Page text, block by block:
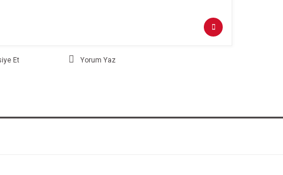
Et Yorum Yaz